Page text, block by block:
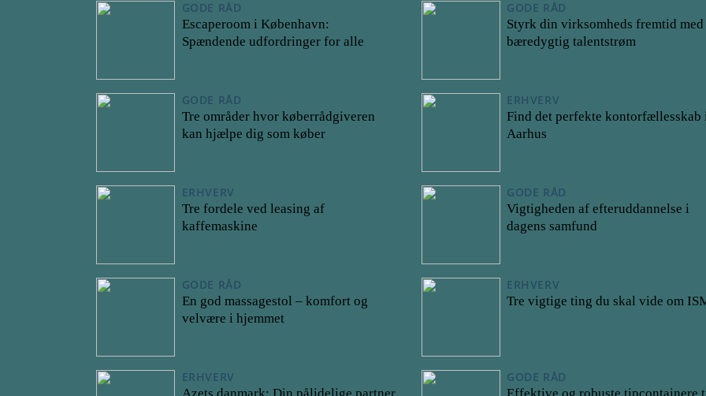
GODE RÅD
Escaperoom i København:
Spændende udfordringer for alle
GODE RÅD
Tre områder hvor køberrådgiveren
kan hjælpe dig som køber
ERHVERV
Tre fordele ved leasing af
kaffemaskine
GODE RÅD
En god massagestol – komfort og
velvære i hjemmet
ERHVERV
GODE RÅD
Styrk din virksomheds fremtid med
bæredygtig talentstrøm
ERHVERV
Find det perfekte kontorfællesskab
Aarhus
GODE RÅD
Vigtigheden af efteruddannelse i
dagens samfund
ERHVERV
Tre vigtige ting du skal vide om
GODE RÅD